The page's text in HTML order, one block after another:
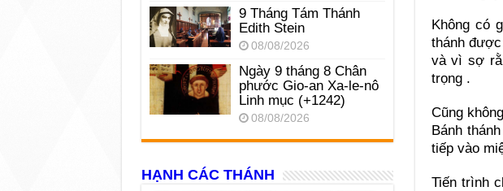
Không có
thánh
và vì sợ
trọng .
Cũng
Bánh
tiếp vào
Tiến trình
9 Tháng Tám Thánh
Edith Stein
08/08/2026
Ngày 9 tháng 8 Chân
phước Gio-an Xa-le-nô
Linh mục (+1242)
08/08/2026
HẠNH CÁC THÁNH